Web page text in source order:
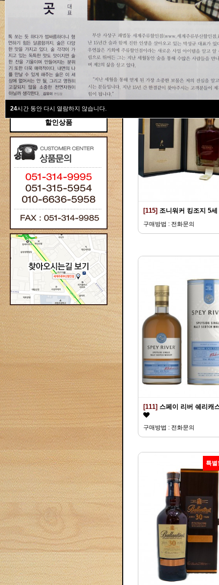
24시간 동안 다시 열람하지 않습니다.
새계주류부산할인점
위스키
브랜디/꼬냑
와인선물세트
와인
선물용
할인상품
Total 115건1 페이지
[115] 조니워커 킹조지 5세
구매방법 : 전화문의
[111] 스페이 리버 쉐리캐
구매방법 : 전화문의
특별